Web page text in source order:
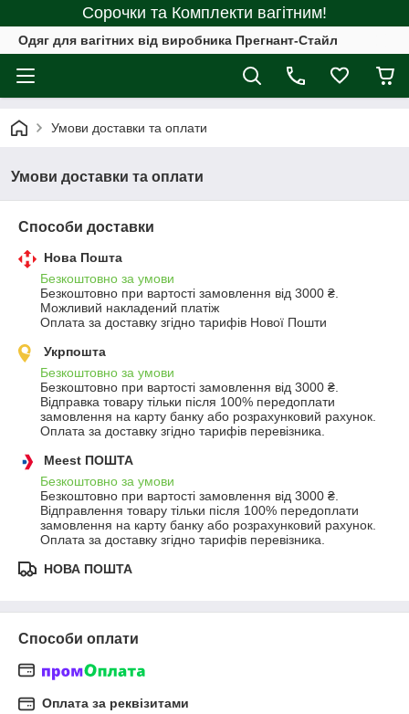
Сорочки та Комплекти вагітним!
Одяг для вагітних від виробника Прегнант-Стайл
Умови доставки та оплати
Умови доставки та оплати
Способи доставки
Нова Пошта
Безкоштовно за умови
Безкоштовно при вартості замовлення від 3000 ₴.
Можливий накладений платіж
Оплата за доставку згідно тарифів Нової Пошти
Укрпошта
Безкоштовно за умови
Безкоштовно при вартості замовлення від 3000 ₴.
Відправка товару тільки після 100% передоплати
замовлення на карту банку або розрахунковий рахунок.
Оплата за доставку згідно тарифів перевізника.
Meest ПОШТА
Безкоштовно за умови
Безкоштовно при вартості замовлення від 3000 ₴.
Відправлення товару тільки після 100% передоплати
замовлення на карту банку або розрахунковий рахунок.
Оплата за доставку згідно тарифів перевізника.
НОВА ПОШТА
Способи оплати
Оплата за реквізитами